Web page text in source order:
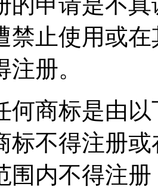
禁止使用或
册。
何商标是由
标不得注册
围内不得注